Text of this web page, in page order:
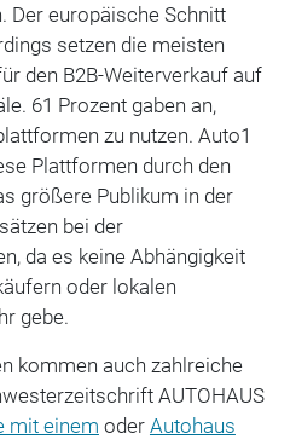
Der europäische Schnitt
setzen die meisten
den B2B-Weiterverkauf auf
61 Prozent gaben an,
zu nutzen. Auto1
Plattformen durch den
größere Publikum in der
bei der
da es keine Abhängigkeit
oder lokalen
gebe.
kommen auch zahlreiche
AUTOHAUS
mit einem oder Autohaus